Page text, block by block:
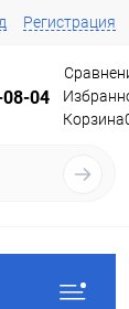
Регистрация
04
Корзина